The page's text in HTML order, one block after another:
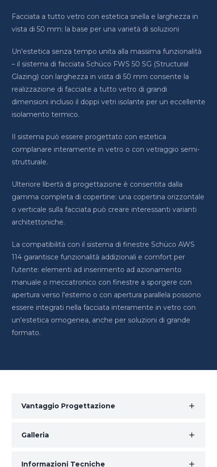
Facciata a tutto vetro con estetica snella e larghezza in
vista di 50 mm: la base per una varietà di soluzioni
Un'estetica senza tempo unita alla massima funzionalità
– il sistema di facciata Schüco FWS 50 SG (Structural
Glazing) con larghezza in vista di 50 mm consente la
realizzazione di facciate a tutto vetro di grandi
dimensioni incluso il doppi vetri isolante per un eccellente
isolamento termico.
Il sistema può essere progettato con estetica
complanare interamente in vetro o con vetraggio semi-
strutturale.
Ulteriore libertà di progettazione è consentita dalla
gamma completa di copertine: una copertina orizzontale
o verticale sulla facciata può creare interessanti varianti
architettoniche.
La compatibilità con il sistema di finestre Schüco AWS
114 garantisce funzionalità addizionali e comfort per
l'utente: elementi ad inserimento ad azionamento
manuale o meccatronico con finestre a sporgere con
apertura verso l'esterno o con apertura parallela possono
essere integrati nella facciata interamente in vetro con
un'estetica omogenea, anche per soluzioni di grande
formato.
Vantaggio Progettazione
Galleria
Informazioni Tecniche